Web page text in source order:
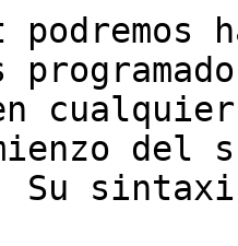
podremos
del
Su